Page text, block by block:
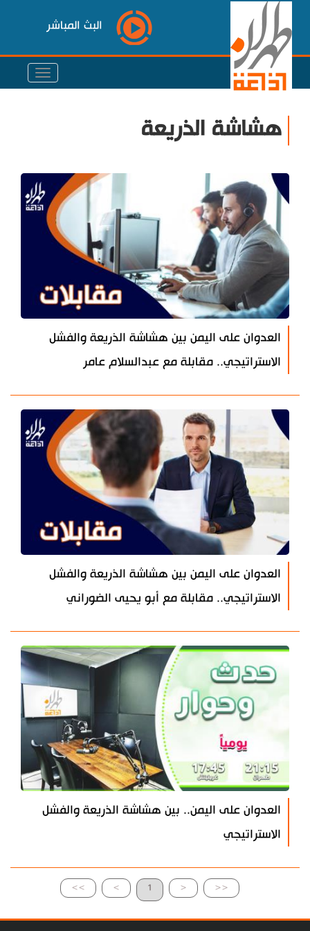
البث المباشر
هشاشة الذريعة
العدوان على اليمن بين هشاشة الذريعة والفشل
الاستراتيجي.. مقابلة مع عبدالسلام عامر
العدوان على اليمن بين هشاشة الذريعة والفشل
الاستراتيجي.. مقابلة مع أبو يحيى الضوراني
العدوان على اليمن.. بين هشاشة الذريعة والفشل
الاستراتيجي
>> > 1 < <<